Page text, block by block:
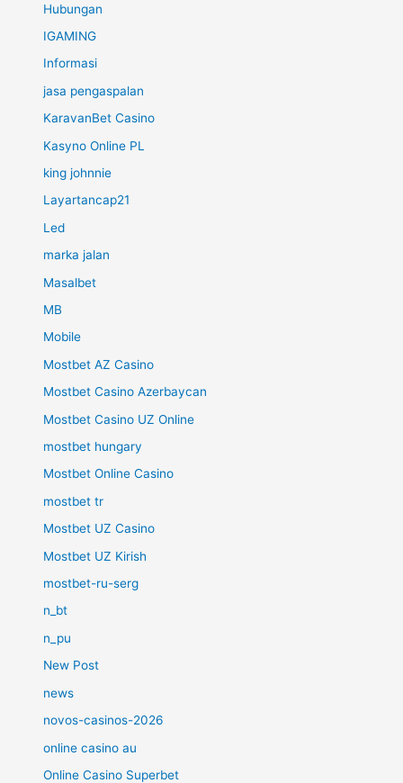
Hubungan
IGAMING
Informasi
jasa pengaspalan
KaravanBet Casino
Kasyno Online PL
king johnnie
Layartancap21
Led
marka jalan
Masalbet
MB
Mobile
Mostbet AZ Casino
Mostbet Casino Azerbaycan
Mostbet Casino UZ Online
mostbet hungary
Mostbet Online Casino
mostbet tr
Mostbet UZ Casino
Mostbet UZ Kirish
mostbet-ru-serg
n_bt
n_pu
New Post
news
novos-casinos-2026
online casino au
Online Casino Superbet